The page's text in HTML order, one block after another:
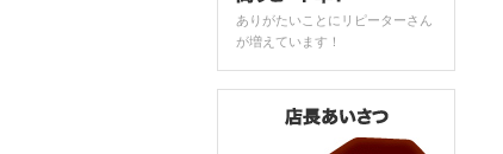
ありがたいことにリピーターさん
が増えています！